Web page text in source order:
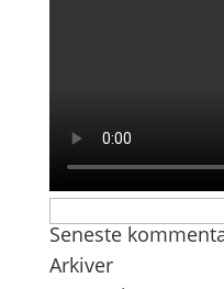
efter:
Seneste
Arkiver